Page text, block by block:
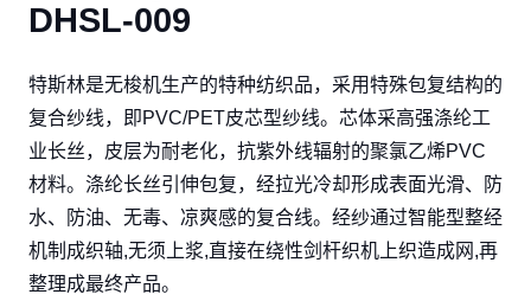
DHSL-009
特斯林是无梭机生产的特种纺织品，采用特殊包复结构的
复合纱线，即PVC/PET皮芯型纱线。芯体采高强涤纶工
业长丝，皮层为耐老化，抗紫外线辐射的聚氯乙烯PVC
材料。涤纶长丝引伸包复，经拉光冷却形成表面光滑、防
水、防油、无毒、凉爽感的复合线。经纱通过智能型整经
机制成织轴,无须上浆,直接在绕性剑杆织机上织造成网,再
整理成最终产品。